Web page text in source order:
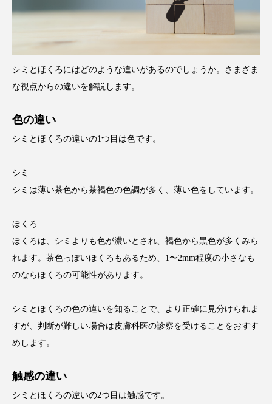
シミとほくろにはどのような違いがあるのでしょうか。さまざま
な視点からの違いを解説します。
色の違い
シミとほくろの違いの1つ目は色です。
シミ
シミは薄い茶色から茶褐色の色調が多く、薄い色をしています。
ほくろ
ほくろは、シミよりも色が濃いとされ、褐色から黒色が多くみら
れます。茶色っぽいほくろもあるため、1〜2mm程度の小さなも
のならほくろの可能性があります。
シミとほくろの色の違いを知ることで、より正確に見分けられま
すが、判断が難しい場合は皮膚科医の診察を受けることをおすす
めします。
触感の違い
シミとほくろの違いの2つ目は触感です。